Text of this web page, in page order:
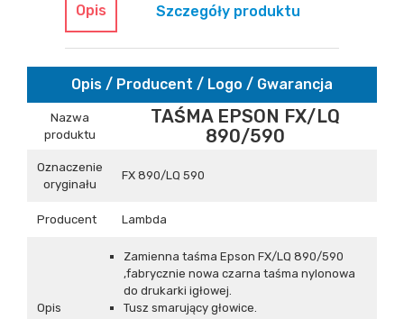
Opis Szczegóły produktu
Opis / Producent / Logo / Gwarancja
Nazwa
produktu
TAŚMA EPSON FX/LQ
890/590
Oznaczenie
oryginału
FX 890/LQ 590
Producent Lambda
Opis
Zamienna taśma Epson FX/LQ 890/590
,fabrycznie nowa czarna taśma nylonowa
do drukarki igłowej.
Tusz smarujący głowice.